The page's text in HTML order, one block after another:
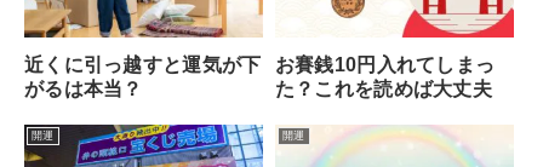
近くに引っ越すと運気が下
がるは本当？
お賽銭10円入れてしまっ
た？これを読めば大丈夫
開運 開運